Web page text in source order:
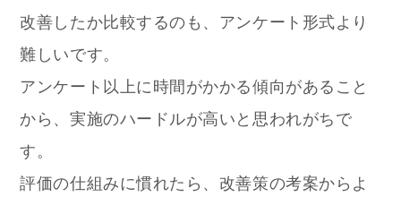
改善したか比較するのも、アンケート形式より
難しいです。
アンケート以上に時間がかかる傾向があること
から、実施のハードルが高いと思われがちで
す。
評価の仕組みに慣れたら、改善策の考案からよ